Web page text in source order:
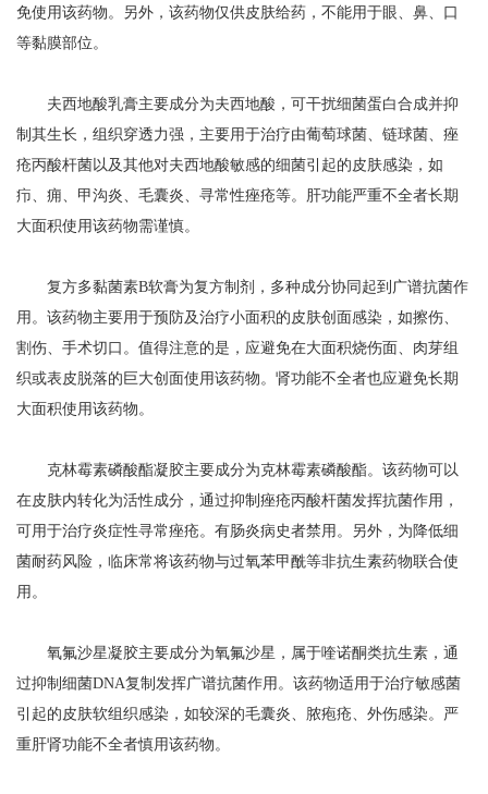
免使用该药物。另外，该药物仅供皮肤给药，不能用于眼、鼻、口
等黏膜部位。
夫西地酸乳膏主要成分为夫西地酸，可干扰细菌蛋白合成并抑
制其生长，组织穿透力强，主要用于治疗由葡萄球菌、链球菌、痤
疮丙酸杆菌以及其他对夫西地酸敏感的细菌引起的皮肤感染，如
疖、痈、甲沟炎、毛囊炎、寻常性痤疮等。肝功能严重不全者长期
大面积使用该药物需谨慎。
复方多黏菌素B软膏为复方制剂，多种成分协同起到广谱抗菌作
用。该药物主要用于预防及治疗小面积的皮肤创面感染，如擦伤、
割伤、手术切口。值得注意的是，应避免在大面积烧伤面、肉芽组
织或表皮脱落的巨大创面使用该药物。肾功能不全者也应避免长期
大面积使用该药物。
克林霉素磷酸酯凝胶主要成分为克林霉素磷酸酯。该药物可以
在皮肤内转化为活性成分，通过抑制痤疮丙酸杆菌发挥抗菌作用，
可用于治疗炎症性寻常痤疮。有肠炎病史者禁用。另外，为降低细
菌耐药风险，临床常将该药物与过氧苯甲酰等非抗生素药物联合使
用。
氧氟沙星凝胶主要成分为氧氟沙星，属于喹诺酮类抗生素，通
过抑制细菌DNA复制发挥广谱抗菌作用。该药物适用于治疗敏感菌
引起的皮肤软组织感染，如较深的毛囊炎、脓疱疮、外伤感染。严
重肝肾功能不全者慎用该药物。